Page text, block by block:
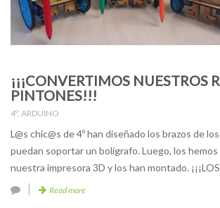
¡¡¡CONVERTIMOS NUESTROS
PINTONES!!!
4º, ARDUINO
L@s chic@s de 4º han diseñado los brazos de
puedan soportar un bolígrafo. Luego, los
nuestra impresora 3D y los han montado. ¡¡¡LOS
Read more